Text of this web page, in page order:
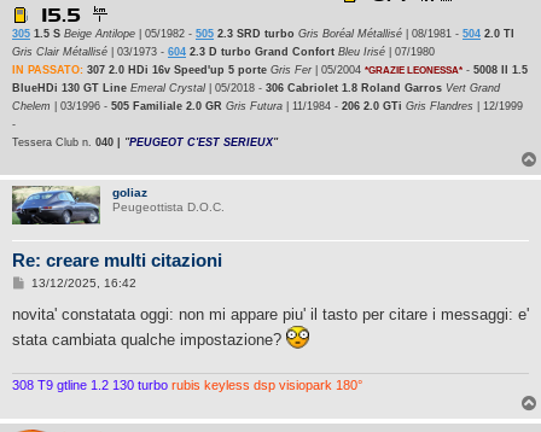
305 1.5 S Beige Antilope | 05/1982 - 505 2.3 SRD turbo Gris Boréal Métallisé | 08/1981 - 504 2.0 TI
Gris Clair Métallisé | 03/1973 - 604 2.3 D turbo Grand Confort Bleu Irisé | 07/1980
IN PASSATO: 307 2.0 HDi 16v Speed'up 5 porte Gris Fer| 05/2004 *GRAZIE LEONESSA* - 5008 II 1.5
BlueHDi 130 GT Line Emeral Crystal | 05/2018 - 306 Cabriolet 1.8 Roland Garros Vert Grand
Chelem | 03/1996 - 505 Familiale 2.0 GR Gris Futura | 11/1984 - 206 2.0 GTi Gris Flandres | 12/1999
-
Tessera Club n. 040 | "PEUGEOT C'EST SERIEUX"
goliaz
Peugeottista D.O.C.
Re: creare multi citazioni
M
s
a
i
13/12/2025, 16:42
novita' constatata oggi: non mi appare piu' il tasto per citare i messaggi: e'
stata cambiata qualche impostazione?
308 T9 gtline 1.2 130 turbo rubis keyless dsp visiopark 180°